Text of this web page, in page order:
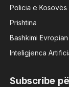
Policia e Kosovës
Prishtina
Bashkimi Evropian
Inteligjenca
Subscribe